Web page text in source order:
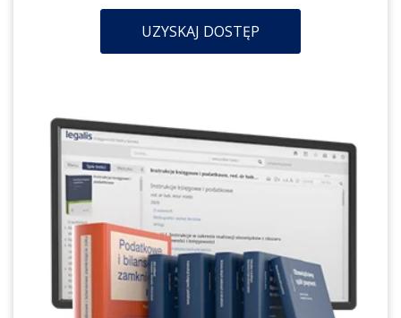
UZYSKAJ DOSTĘP